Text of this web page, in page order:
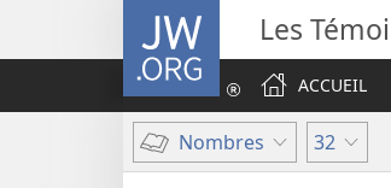
JW.ORG Les
ACCUEIL
Nombres 32